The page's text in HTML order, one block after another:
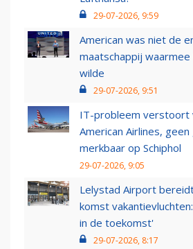
29-07-2026, 9:59
American was niet de
maatschappij
wilde
29-07-2026, 9:51
IT-probleem verstoort
American Airlines,
merkbaar op Schiphol
29-07-2026, 9:05
Lelystad Airport
komst
in de toekomst'
29-07-2026, 8:17